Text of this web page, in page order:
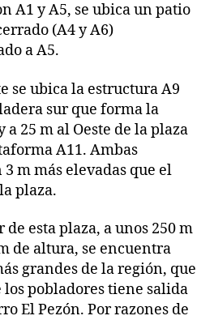
A1 y A5, se ubica un patio
(A4 y A6)
a A5.
se ubica la estructura A9
sur que forma la
a 25 m al Oeste de la plaza
A11. Ambas
m más elevadas que el
plaza.
esta plaza, a unos 250 m
de altura, se encuentra
grandes de la región, que
los pobladores tiene salida
El Pezón. Por razones de